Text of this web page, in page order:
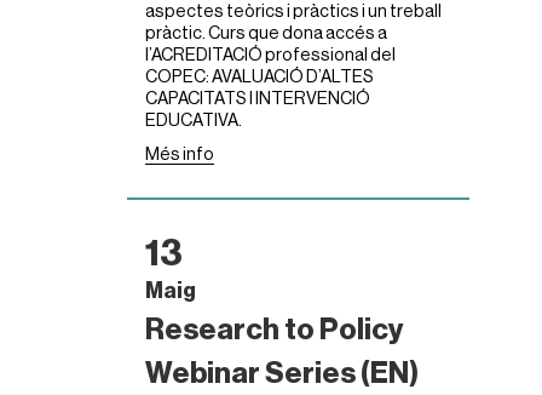
aspectes teòrics i pràctics i un treball
pràctic. Curs que dona accés a
l’ACREDITACIÓ professional del
COPEC: AVALUACIÓ D’ALTES
CAPACITATS I INTERVENCIÓ
EDUCATIVA.
Més info
13
Maig
Research to Policy
Webinar Series (EN)